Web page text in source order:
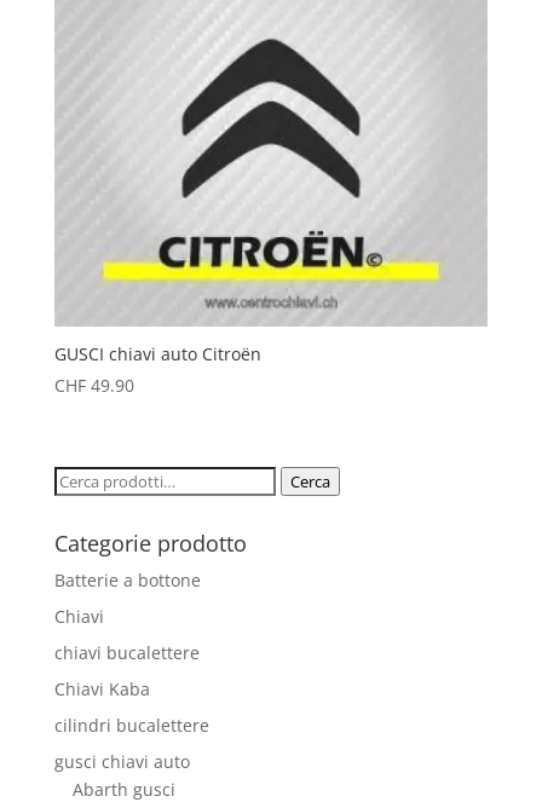
GUSCI chiavi auto Citroën
CHF49.90
Cerca: Cerca
Categorie prodotto
Batterie a bottone
Chiavi
chiavi bucalettere
Chiavi Kaba
cilindri bucalettere
gusci chiavi auto
Abarth gusci